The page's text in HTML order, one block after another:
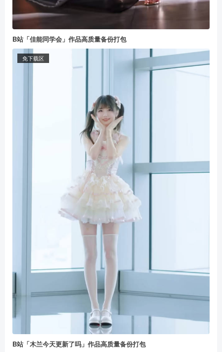
B站「佳能同学会」作品高质量备份打包
免下载区
B站「木兰今天更新了吗」作品高质量备份打包